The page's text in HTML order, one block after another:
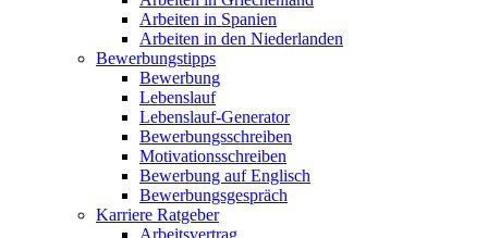
Arbeiten in Spanien
Arbeiten in den Niederlanden
Bewerbungstipps
Bewerbung
Lebenslauf
Lebenslauf-Generator
Bewerbungsschreiben
Motivationsschreiben
Bewerbung auf Englisch
Bewerbungsgespräch
Karriere Ratgeber
Arbeitsvertrag